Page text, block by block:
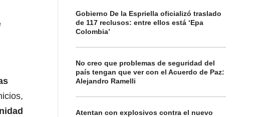
Gobierno De la Espriella oficializó traslado
de 117 reclusos: entre ellos está ‘Epa
Colombia’
No creo que problemas de seguridad del
país tengan que ver con el Acuerdo de Paz:
Alejandro Ramelli
Atentan con explosivos contra el nuevo